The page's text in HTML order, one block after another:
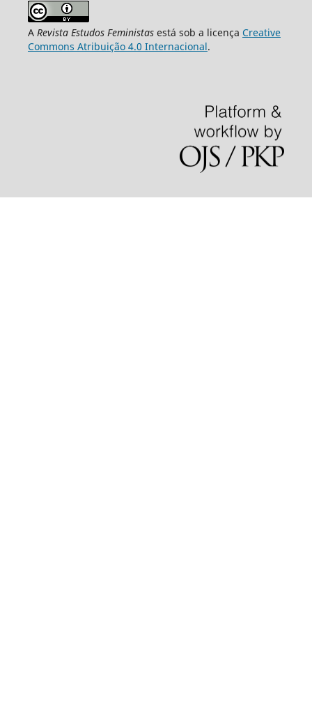
A Revista Estudos Feministasestá sob a licença Creative
Commons Atribuição 4.0 Internacional.